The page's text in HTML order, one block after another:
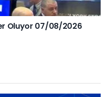
Oluyor 07/08/2026